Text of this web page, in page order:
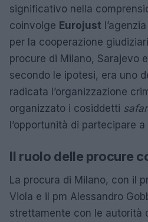
significativo nella
coinvolge Eurojust
per la cooperazione
procure di Milano, Sarajevo
secondo le ipotesi, era uno
radicata l’organizzazione
organizzato i cosiddetti
l’opportunità di partecipare
Il ruolo delle procure
La procura di Milano, con il
Viola e il pm Alessandro
strettamente con le autorità